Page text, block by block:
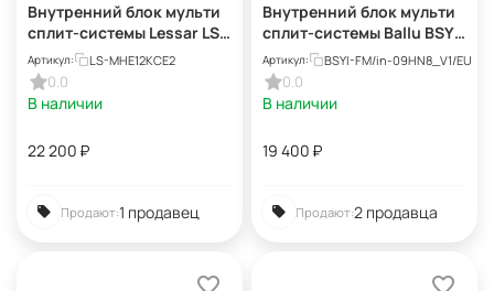
Внутренний блок мульти
сплит-системы Lessar LS-
MHE12KCE2 eMagic
Inverter
Артикул: LS-MHE12KCE2
0.0
В наличии
22 200 ₽
Продают:1 продавец
Внутренний блок мульти
сплит-системы Ballu BSYI-
FM/in-09HN8_V1/EU Eco
Smart
Артикул: BSYI-FM/in-09HN8_V1/EU
0.0
В наличии
19 400 ₽
Продают:2 продавца